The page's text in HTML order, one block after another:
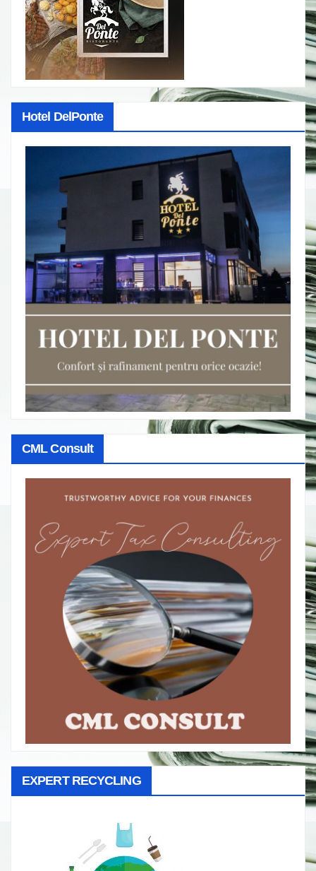
Hotel DelPonte
CML Consult
EXPERT RECYCLING